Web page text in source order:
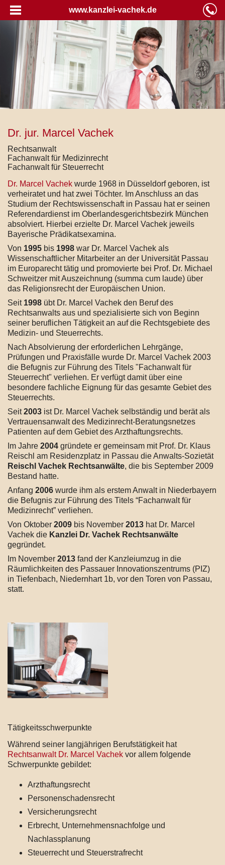
www.kanzlei-vachek.de
Dr. jur. Marcel Vachek
Rechtsanwalt
Fachanwalt für Medizinrecht
Fachanwalt für Steuerrecht
Dr. Marcel Vachek wurde 1968 in Düsseldorf geboren, ist
verheiratet und hat zwei Töchter. Im Anschluss an das
Studium der Rechtswissenschaft in Passau hat er seinen
Referendardienst im Oberlandesgerichtsbezirk München
absolviert. Hierbei erzielte Dr. Marcel Vachek jeweils
Bayerische Prädikatsexamina.
Von 1995 bis 1998 war Dr. Marcel Vachek als
Wissenschaftlicher Mitarbeiter an der Universität Passau
im Europarecht tätig und promovierte bei Prof. Dr. Michael
Schweitzer mit Auszeichnung (summa cum laude) über
das Religionsrecht der Europäischen Union.
Seit 1998 übt Dr. Marcel Vachek den Beruf des
Rechtsanwalts aus und spezialisierte sich von Beginn
seiner beruflichen Tätigkeit an auf die Rechtsgebiete des
Medizin- und Steuerrechts.
Nach Absolvierung der erforderlichen Lehrgänge,
Prüfungen und Praxisfälle wurde Dr. Marcel Vachek 2003
die Befugnis zur Führung des Titels "Fachanwalt für
Steuerrecht" verliehen. Er verfügt damit über eine
besondere fachliche Eignung für das gesamte Gebiet des
Steuerrechts.
Seit2003 ist Dr. Marcel Vachek selbständig und berät als
Vertrauensanwalt des Medizinrecht-Beratungsnetzes
Patienten auf dem Gebiet des Arzthaftungsrechts.
Im Jahre 2004 gründete er gemeinsam mit Prof. Dr. Klaus
Reischl am Residenzplatz in Passau die Anwalts-Sozietät
Reischl Vachek Rechtsanwälte, die bis September 2009
Bestand hatte.
Anfang 2006 wurde ihm als erstem Anwalt in Niederbayern
die Befugnis zur Führung des Titels “Fachanwalt für
Medizinrecht” verliehen.
Von Oktober 2009 bis November 2013 hat Dr. Marcel
Vachek die Kanzlei Dr. Vachek Rechtsanwälte
gegründet.
Im November 2013 fand der Kanzleiumzug in die
Räumlichkeiten des Passauer Innovationszentrums (PIZ)
in Tiefenbach, Niedernhart 1b, vor den Toren von Passau,
statt.
Tätigkeitsschwerpunkte
Während seiner langjährigen Berufstätigkeit hat
Rechtsanwalt Dr. Marcel Vachek vor allem folgende
Schwerpunkte gebildet:
Arzthaftungsrecht
Personenschadensrecht
Versicherungsrecht
Erbrecht, Unternehmensnachfolge und
Nachlassplanung
Steuerrecht und Steuerstrafrecht